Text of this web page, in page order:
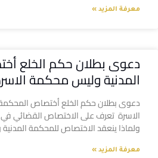
معرفة المزيد »
دعوى بطلان حكم الخلع
المدنية وليس محكمة
دعوى بطلان حكم الخلع أختصاص
الاسرة تعرف على الاختصاص القضائي
ولماذا ينعقد الاختصاص للمحكمة
معرفة المزيد »